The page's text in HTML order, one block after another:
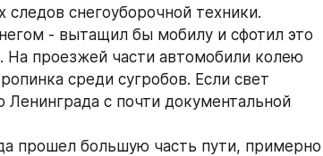
снегоуборочной техники.
- вытащил бы мобилу и сфотил это
На проезжей части автомобили колею
среди сугробов. Если свет
с почти документальной
прошел большую часть пути,